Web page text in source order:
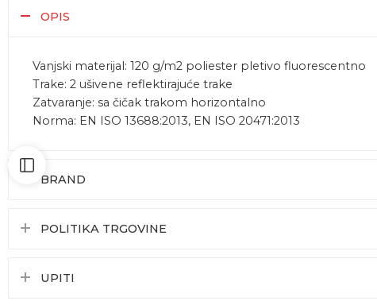
OPIS
Vanjski materijal: 120 g/m2 poliester pletivo fluorescentno
Trake: 2 ušivene reflektirajuće trake
Zatvaranje: sa čičak trakom horizontalno
Norma: EN ISO 13688:2013, EN ISO 20471:2013
BRAND
POLITIKA TRGOVINE
UPITI